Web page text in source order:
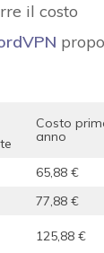
il costo
Costo
anno
65,88 €
77,88 €
125,88 €